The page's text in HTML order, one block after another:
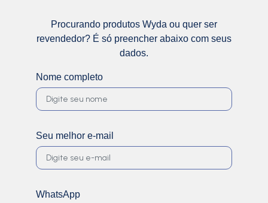
Procurando produtos Wyda ou quer ser
revendedor? É só preencher abaixo com seus
dados.
Nome completo
Seu melhor e-mail
WhatsApp